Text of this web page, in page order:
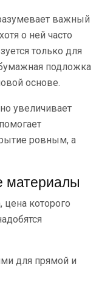
важный
о ней часто
только для
подложка
основе.
увеличивает
ровным, а
материалы
цена которого
для прямой и